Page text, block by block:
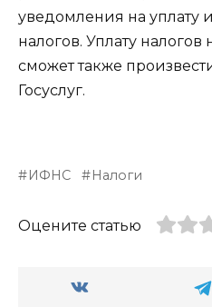
уведомления на уплату
налогов. Уплату
сможет также
Госуслуг.
ИФНС Налоги
Оцените статью